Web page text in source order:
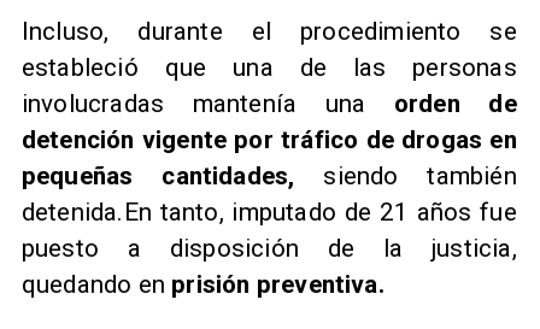
Incluso, durante el procedimiento se
estableció que una de las personas
involucradas mantenía una orden de
detención vigente por tráfico de drogas en
pequeñas cantidades, siendo también
detenida.En tanto, imputado de 21 años fue
puesto a disposición de la justicia,
quedando en prisión preventiva.